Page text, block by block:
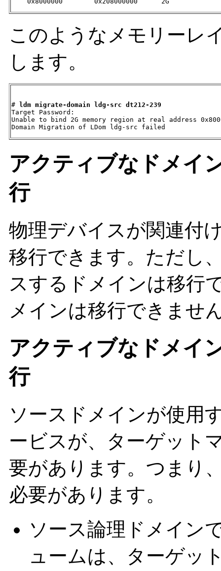
このようなメモリーレ
します。
#
ldm migrate-domain ldg-src dt212-239
Target Password:
Unable to bind 2G memory region at real address
Domain Migration of LDom ldg-src failed
アクティブなドメイ
行
物理デバイスが関連付
移行できます。ただし
スするドメインは移行
メインは移行できませ
アクティブなドメイ
行
ソースドメインが使用
ービスが、ターゲット
要があります。つまり
必要があります。
ソース論理ドメイン
ュームは、ターゲッ